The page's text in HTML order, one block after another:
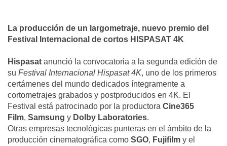
La producción de un largometraje, nuevo premio del
Festival Internacional de cortos HISPASAT 4K
Hispasat anunció la convocatoria a la segunda edición de
su Festival Internacional Hispasat 4K, uno de los primeros
certámenes del mundo dedicados íntegramente a
cortometrajes grabados y postproducidos en 4K. El
Festival está patrocinado por la productora Cine365
Film, Samsung y Dolby Laboratories.
Otras empresas tecnológicas punteras en el ámbito de la
producción cinematográfica como SGO, Fujifilm y el